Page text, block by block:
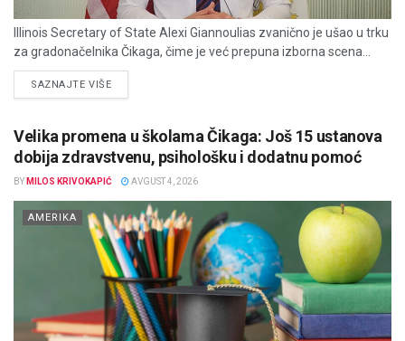
Illinois Secretary of State Alexi Giannoulias zvanično je ušao u trku
za gradonačelnika Čikaga, čime je već prepuna izborna scena...
SAZNAJTE VIŠEDETAILS
Velika promena u školama Čikaga: Još 15 ustanova
dobija zdravstvenu, psihološku i dodatnu pomoć
BY MILOS KRIVOKAPIĆ AVGUST 4, 2026
AMERIKA